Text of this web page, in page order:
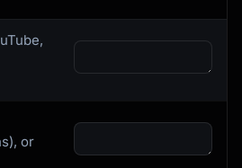
or